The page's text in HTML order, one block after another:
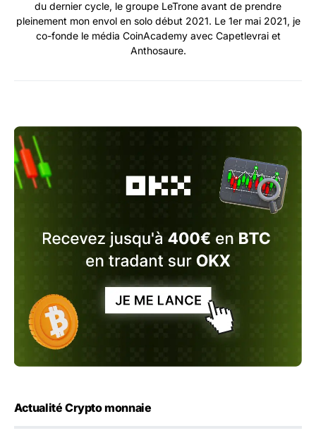
du dernier cycle, le groupe LeTrone avant de prendre
pleinement mon envol en solo début 2021. Le 1er mai 2021, je
co-fonde le média CoinAcademy avec Capetlevrai et
Anthosaure.
Actualité Crypto monnaie